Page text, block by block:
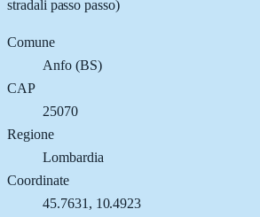
stradali passo passo)
Comune
Anfo(BS)
CAP
25070
Regione
Lombardia
Coordinate
45.7631 , 10.4923